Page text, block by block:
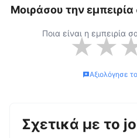
Μοιράσου την εμπειρία
Ποια είναι η εμπειρία
★★
Αξιολόγησε το
Σχετικά με το